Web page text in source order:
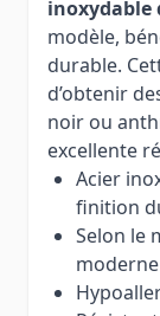
inoxydable
modèle,
durable.
d’obtenir
noir ou
excellente
Acier
finition
Selon le
moderne